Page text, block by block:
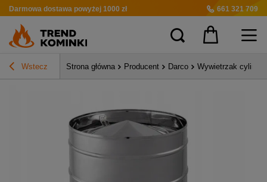
Darmowa dostawa powyżej 1000 zł 661 321 709
Wstecz Strona główna Producent Darco Wywietrzak